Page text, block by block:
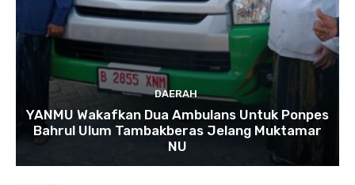
DAERAH
YANMU Wakafkan Dua Ambulans Untuk Ponpes
Bahrul Ulum Tambakberas Jelang Muktamar
NU